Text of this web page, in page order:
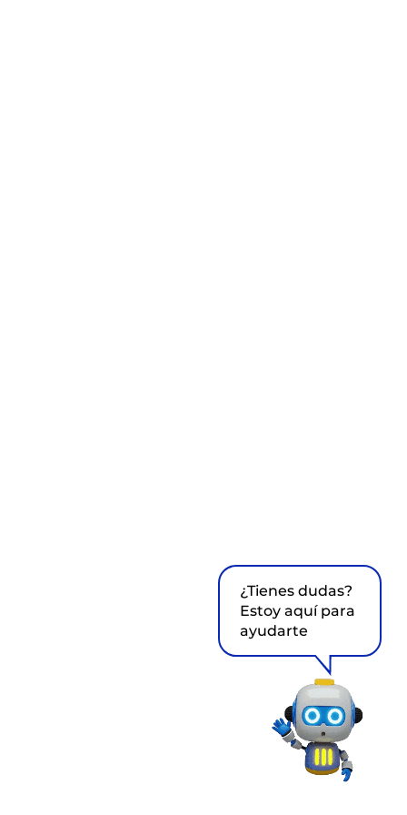
¿Tienes dudas?
Estoy aquí para
ayudarte